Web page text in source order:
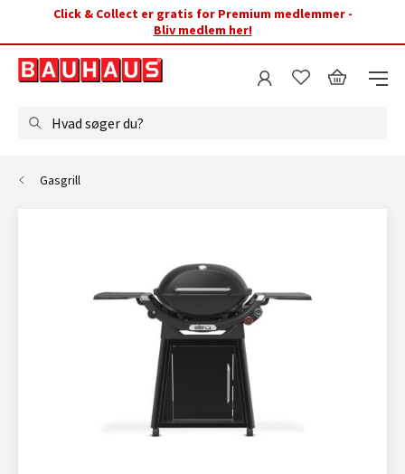
Click & Collect er gratis for Premium medlemmer -
Bliv medlem her!
Hvad søger du?
Gasgrill